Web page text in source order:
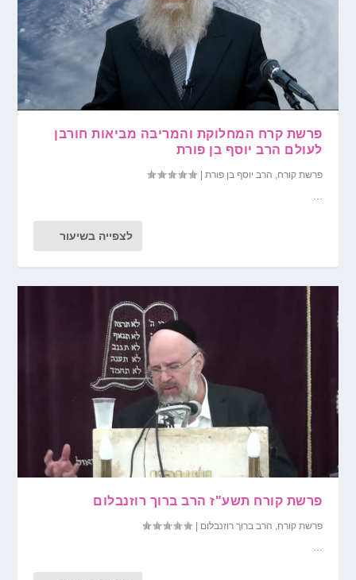
פרשת קרח המחלוקת והמריבה מביאות חורבן
לעולם הרב יוסף בן פורת
פרשת קורח הרב יוסף בן פורת |
לצפייה בשיעור
פרשת קורח תשע"ז הרב ברוך רוזנבלום
פרשת קורח, הרב ברוך רוזנבלום |
...